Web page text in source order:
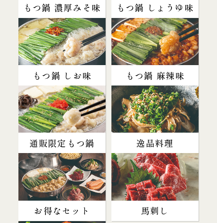
もつ鍋 濃厚みそ味 もつ鍋 しょうゆ味
もつ鍋 しお味 もつ鍋 麻辣味
通販限定もつ鍋 逸品料理
お得なセット 馬刺し